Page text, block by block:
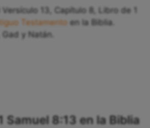
Versículo 13, Capítulo 8, Libro de 1
Testamento en la Biblia.
y Natán.
Samuel 8:13 en la Biblia